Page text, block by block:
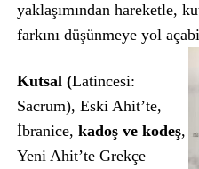
yaklaşımından hareketle,
farkını düşünmeye yol
Kutsal (Latincesi:
Sacrum), Eski Ahit’te,
İbranice, kadoş ve kodeş,
Yeni Ahit’te Grekçe